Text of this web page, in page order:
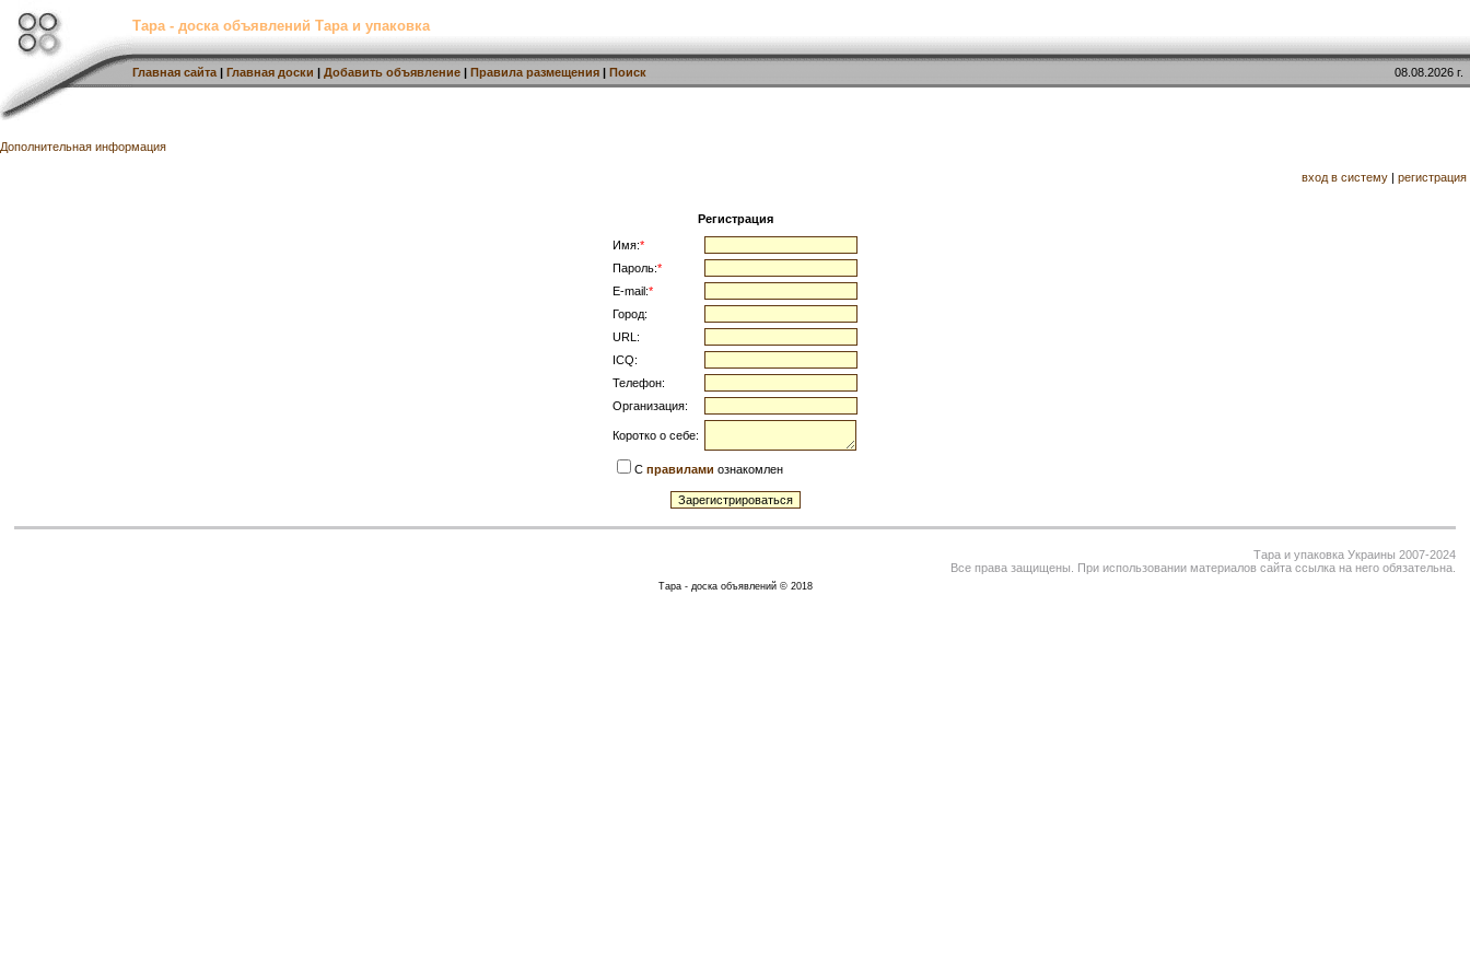
Тара - доска объявлений Тара и упаковка
Главная сайта | Главная доски | Добавить объявление | Правила размещения | Поиск 08.08.2026 г.
Дополнительная информация
вход в систему | регистрация
Регистрация
Имя:*
Пароль:*
E-mail:*
Город:
URL:
ICQ:
Телефон:
Организация:
Коротко о себе:
С правилами ознакомлен
Тара и упаковка Украины 2007-2024
Все права защищены. При использовании материалов сайта ссылка на него обязательна.
Тара - доска объявлений © 2018